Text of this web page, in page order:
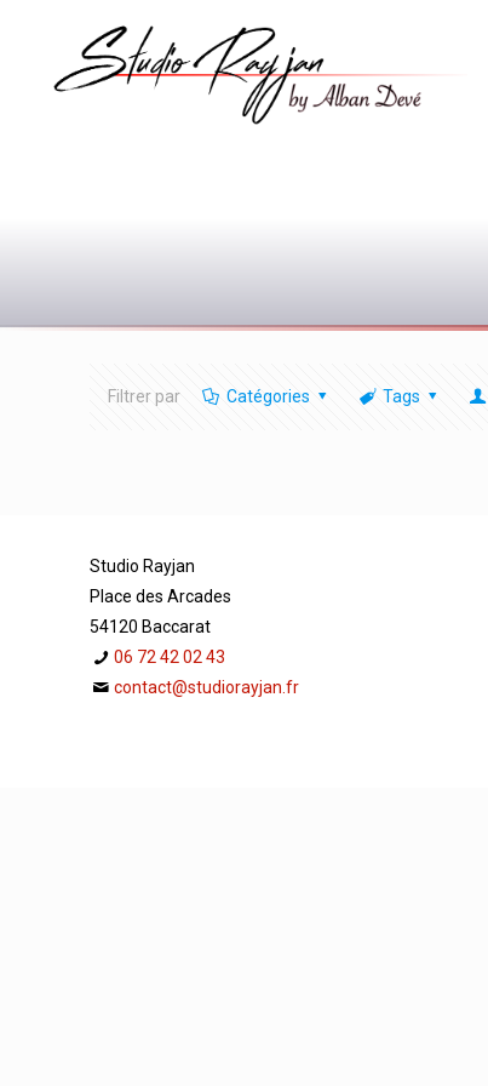
Filtrer par Catégories Tags
Studio Rayjan
Place des Arcades
54120 Baccarat
06 72 42 02 43
contact@studiorayjan.fr